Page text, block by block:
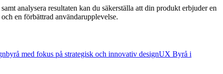
analysera resultaten kan du säkerställa att din produkt erbjuder en
en förbättrad användarupplevelse.
med fokus på strategisk och innovativ designUX Byrå i